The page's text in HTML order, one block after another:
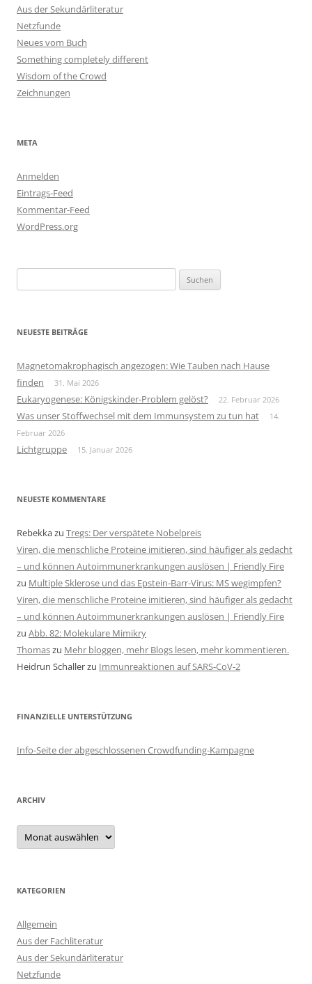
Aus der Sekundärliteratur
Netzfunde
Neues vom Buch
Something completely different
Wisdom of the Crowd
Zeichnungen
META
Anmelden
Eintrags-Feed
Kommentar-Feed
WordPress.org
nach:
NEUESTE BEITRÄGE
Magnetomakrophagisch angezogen: Wie Tauben nach Hause
finden
31. Mai 2026
Eukaryogenese: Königskinder-Problem gelöst? 22. Februar 2026
Was unser Stoffwechsel mit dem Immunsystem zu tun hat
14.
Februar 2026
Lichtgruppe 15. Januar 2026
NEUESTE KOMMENTARE
Rebekkazu Tregs: Der verspätete Nobelpreis
Viren, die menschliche Proteine imitieren, sind häufiger als gedacht
– und können Autoimmunerkrankungen auslösen | Friendly Fire
zu Multiple Sklerose und das Epstein-Barr-Virus: MS wegimpfen?
Viren, die menschliche Proteine imitieren, sind häufiger als gedacht
– und können Autoimmunerkrankungen auslösen | Friendly Fire
zu Abb. 82: Molekulare Mimikry
Thomaszu Mehr bloggen, mehr Blogs lesen, mehr kommentieren.
Heidrun Schallerzu Immunreaktionen auf SARS-CoV-2
FINANZIELLE UNTERSTÜTZUNG
Info-Seite der abgeschlossenen Crowdfunding-Kampagne
ARCHIV
Archiv
KATEGORIEN
Allgemein
Aus der Fachliteratur
Aus der Sekundärliteratur
Netzfunde